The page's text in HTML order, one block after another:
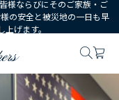
様ならびにそのご家族・ご
の安全と被災地の一日も早
げます。
細